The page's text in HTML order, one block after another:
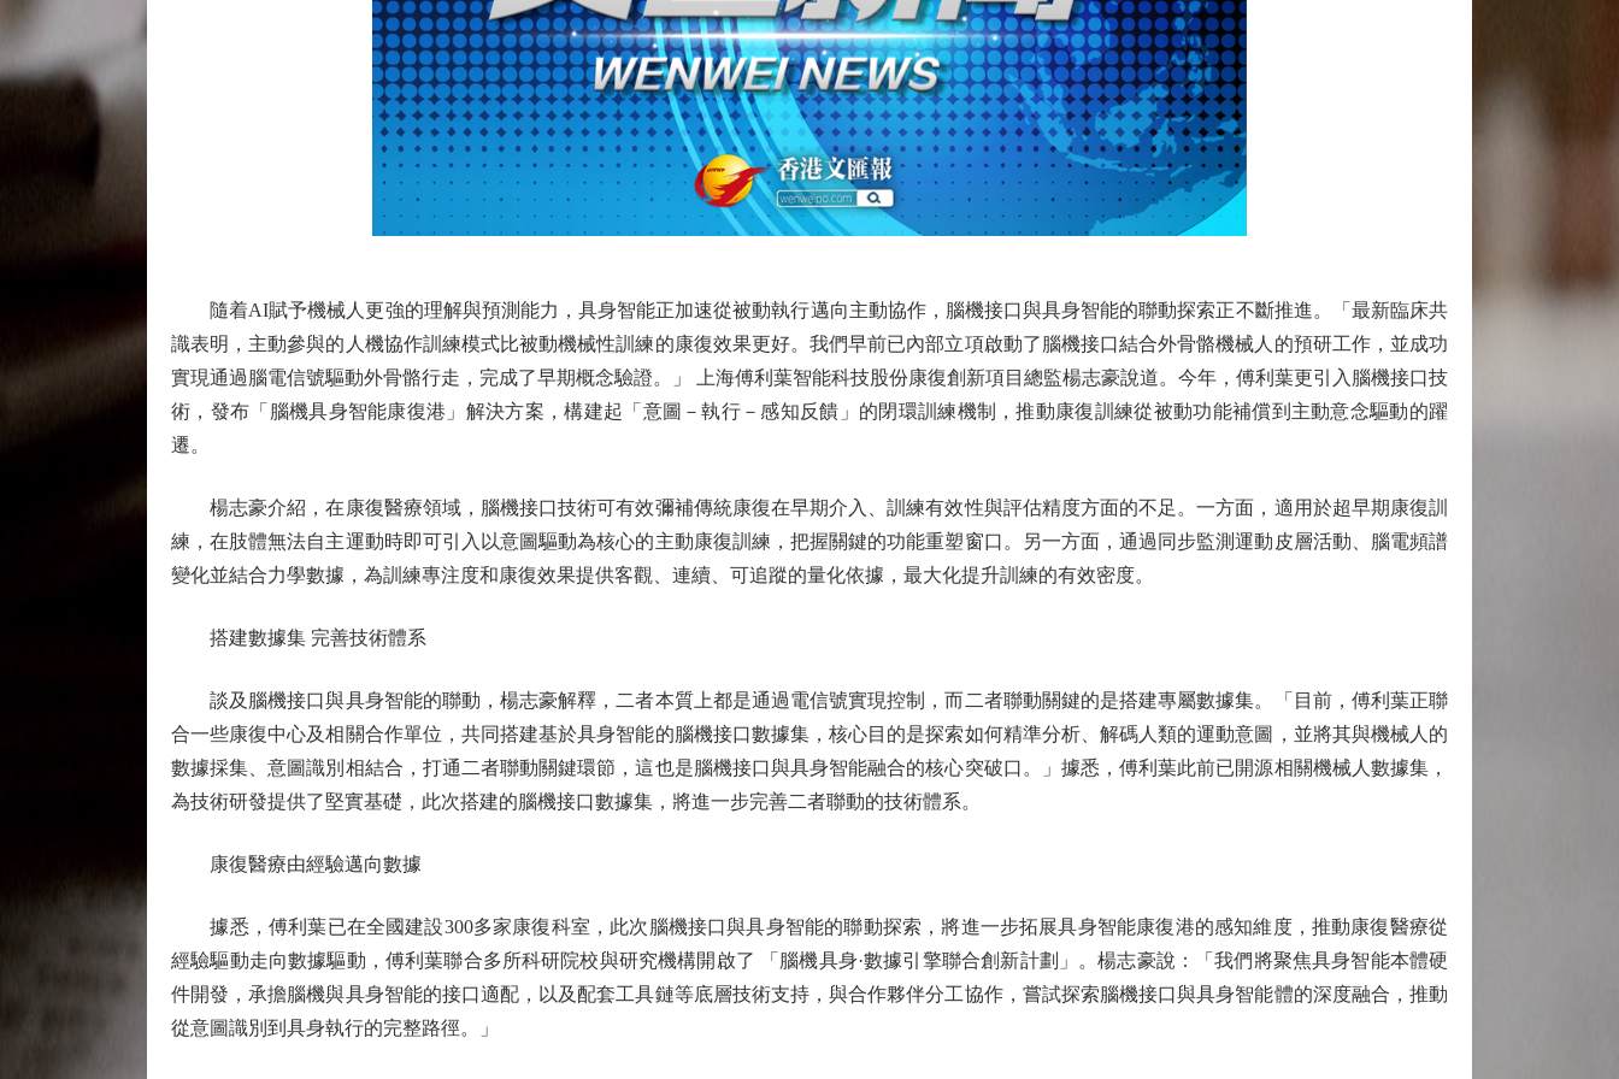
隨着AI賦予機械人更強的理解與預測能力，具身智能正加速從被動執行邁向主動協作，腦機接口與具身智能的聯動探索正不斷推進。「最新臨床共
識表明，主動參與的人機協作訓練模式比被動機械性訓練的康復效果更好。我們早前已內部立項啟動了腦機接口結合外骨骼機械人的預研工作，並成功
實現通過腦電信號驅動外骨骼行走，完成了早期概念驗證。」 上海傅利葉智能科技股份康復創新項目總監楊志豪說道。今年，傅利葉更引入腦機接口技
術，發布「腦機具身智能康復港」解決方案，構建起「意圖－執行－感知反饋」的閉環訓練機制，推動康復訓練從被動功能補償到主動意念驅動的躍
遷。
楊志豪介紹，在康復醫療領域，腦機接口技術可有效彌補傳統康復在早期介入、訓練有效性與評估精度方面的不足。一方面，適用於超早期康復訓
練，在肢體無法自主運動時即可引入以意圖驅動為核心的主動康復訓練，把握關鍵的功能重塑窗口。另一方面，通過同步監測運動皮層活動、腦電頻譜
變化並結合力學數據，為訓練專注度和康復效果提供客觀、連續、可追蹤的量化依據，最大化提升訓練的有效密度。
搭建數據集 完善技術體系
談及腦機接口與具身智能的聯動，楊志豪解釋，二者本質上都是通過電信號實現控制，而二者聯動關鍵的是搭建專屬數據集。「目前，傅利葉正聯
合一些康復中心及相關合作單位，共同搭建基於具身智能的腦機接口數據集，核心目的是探索如何精準分析、解碼人類的運動意圖，並將其與機械人的
數據採集、意圖識別相結合，打通二者聯動關鍵環節，這也是腦機接口與具身智能融合的核心突破口。」據悉，傅利葉此前已開源相關機械人數據集，
為技術研發提供了堅實基礎，此次搭建的腦機接口數據集，將進一步完善二者聯動的技術體系。
康復醫療由經驗邁向數據
據悉，傅利葉已在全國建設300多家康復科室，此次腦機接口與具身智能的聯動探索，將進一步拓展具身智能康復港的感知維度，推動康復醫療從
經驗驅動走向數據驅動，傅利葉聯合多所科研院校與研究機構開啟了 「腦機具身·數據引擎聯合創新計劃」。楊志豪說：「我們將聚焦具身智能本體硬
件開發，承擔腦機與具身智能的接口適配，以及配套工具鏈等底層技術支持，與合作夥伴分工協作，嘗試探索腦機接口與具身智能體的深度融合，推動
從意圖識別到具身執行的完整路徑。」